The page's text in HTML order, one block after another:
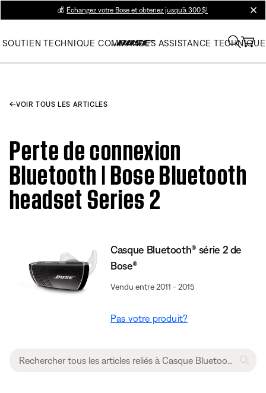
💰 Échangez votre Bose et obtenez jusqu’à 300 $!
SOUTIEN TECHNIQUE COMMANDES ASSISTANCE TECHNIQUE
VOIR TOUS LES ARTICLES
Perte de connexion
Bluetooth | Bose Bluetooth
headset Series 2
Casque Bluetooth® série 2 de
Bose®
Vendu entre 2011 - 2015
Pas votre produit?